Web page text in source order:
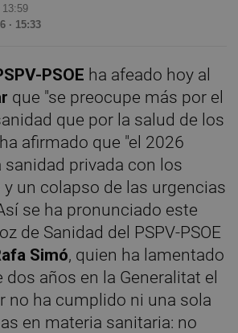
13:59
· 15:33
PSOE ha afeado hoy al
que "se preocupe más por el
que por la salud de los
afirmado que "el 2026
sanidad privada con los
un colapso de las urgencias
se ha pronunciado este
de Sanidad del PSPV-PSOE
Simó, quien ha lamentado
dos años en la Generalitat el
no ha cumplido ni una sola
en materia sanitaria: no